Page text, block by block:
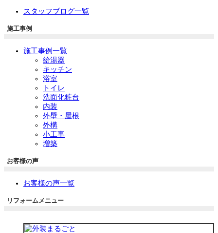
スタッフブログ一覧
施工事例
施工事例一覧
給湯器
キッチン
浴室
トイレ
洗面化粧台
内装
外壁・屋根
外構
小工事
増築
お客様の声
お客様の声一覧
リフォームメニュー